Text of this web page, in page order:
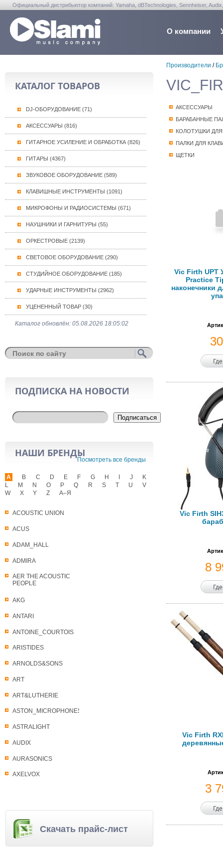
Официальный дистрибьютор компаний: Yamaha, dBTechnologies, Sennheiser,
О компании
КАТАЛОГ ТОВАРОВ
DJ-ОБОРУДОВАНИЕ (71)
АКСЕССУАРЫ (816)
ГИТАРНОЕ УСИЛЕНИЕ И ОБРАБОТКА (826)
ГИТАРЫ (4367)
ЗВУКОВОЕ ОБОРУДОВАНИЕ (589)
КЛАВИШНЫЕ ИНСТРУМЕНТЫ (1091)
МИКРОФОНЫ И РАДИОСИСТЕМЫ (671)
НАУШНИКИ И ГАРНИТУРЫ (55)
ОРКЕСТРОВЫЕ (2139)
СВЕТОВОЕ ОБОРУДОВАНИЕ (290)
СТУДИЙНОЕ ОБОРУДОВАНИЕ (185)
УДАРНЫЕ ИНСТРУМЕНТЫ (2962)
УЦЕНЕННЫЙ ТОВАР (30)
Каталог обновлён: 05.08.2026 18:05:02
ПОДПИСКА НА НОВОСТИ
Подписаться
НАШИ БРЕНДЫ
Посмотреть все бренды
A
ACOUSTIC UNION
ACUS
ADAM_HALL
ADMIRA
AER THE ACOUSTIC
PEOPLE
AKG
ANTARI
ANTOINE_COURTOIS
ARISTIDES
ARNOLDS&SONS
ART
ART&LUTHERIE
ASTON_MICROPHONES
ASTRALIGHT
AUDIX
AURASONICS
AXELVOX
B C D E F G H J
K
L
M N O P Q R S T U
V
W
X Y Z А–Я
Скачать прайс-лист
Производители /
АКСЕССУАРЫ
БАРАБАННЫЕ
КОЛОТУШКИ ДЛЯ
ПАЛКИ ДЛЯ
ЩЕТКИ
Vic Firth UPT
Practice
наконечники
Vic Firth
8
Vic Firth
3